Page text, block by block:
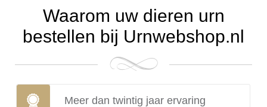
Waarom uw dieren urn
bestellen bij Urnwebshop.nl
Meer dan twintig jaar ervaring